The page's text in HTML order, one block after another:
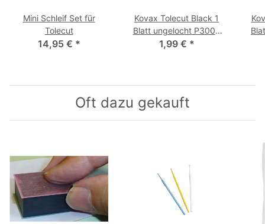
Mini Schleif Set für
Tolecut
14,95 € *
Kovax Tolecut Black 1
Blatt ungelocht P3000
29 x 35 mm
1,99 € *
Oft dazu gekauft